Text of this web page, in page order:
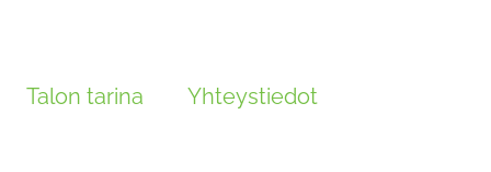
Talon tarina Yhteystiedot